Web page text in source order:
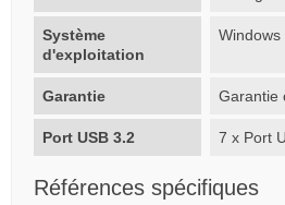
Système
d'exploitation
Windows
Garantie Garantie
Port USB 3.2 7 x Port
Références spécifiques